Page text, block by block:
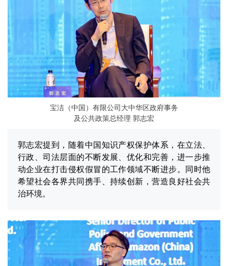
宝洁（中国）有限公司大中华区政府事务
及公共政策总经理 郭志宏
郭志宏提到，随着中国知识产权保护体系，在立法、
行政、司法层面的不断发展、优化和完善，进一步推
动企业在打击侵权假冒的工作领域不断进步。同时他
希望社会各界共同携手、持续创新，营造良好社会共
治环境。